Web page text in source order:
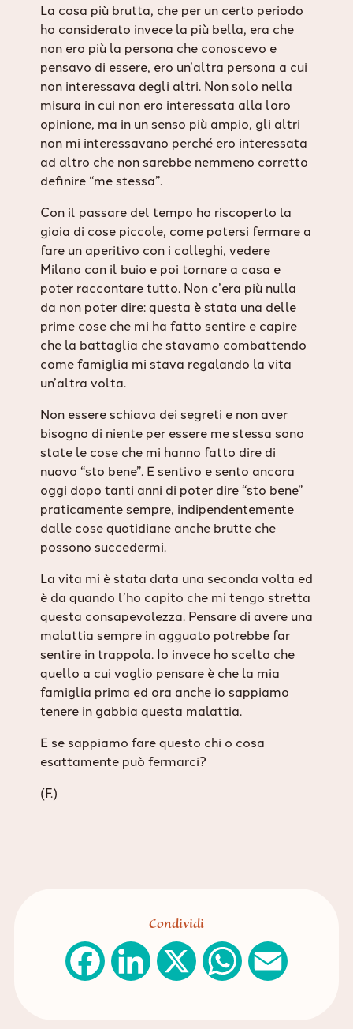
La cosa più brutta, che per un certo periodo
ho considerato invece la più bella, era che
non ero più la persona che conoscevo e
pensavo di essere, ero un’altra persona a cui
non interessava degli altri. Non solo nella
misura in cui non ero interessata alla loro
opinione, ma in un senso più ampio, gli altri
non mi interessavano perché ero interessata
ad altro che non sarebbe nemmeno corretto
definire “me stessa”.
Con il passare del tempo ho riscoperto la
gioia di cose piccole, come potersi fermare a
fare un aperitivo con i colleghi, vedere
Milano con il buio e poi tornare a casa e
poter raccontare tutto. Non c’era più nulla
da non poter dire: questa è stata una delle
prime cose che mi ha fatto sentire e capire
che la battaglia che stavamo combattendo
come famiglia mi stava regalando la vita
un’altra volta.
Non essere schiava dei segreti e non aver
bisogno di niente per essere me stessa sono
state le cose che mi hanno fatto dire di
nuovo “sto bene”. E sentivo e sento ancora
oggi dopo tanti anni di poter dire “sto bene”
praticamente sempre, indipendentemente
dalle cose quotidiane anche brutte che
possono succedermi.
La vita mi è stata data una seconda volta ed
è da quando l’ho capito che mi tengo stretta
questa consapevolezza. Pensare di avere una
malattia sempre in agguato potrebbe far
sentire in trappola. Io invece ho scelto che
quello a cui voglio pensare è che la mia
famiglia prima ed ora anche io sappiamo
tenere in gabbia questa malattia.
E se sappiamo fare questo chi o cosa
esattamente può fermarci?
(F.)
Condividi
F L X W